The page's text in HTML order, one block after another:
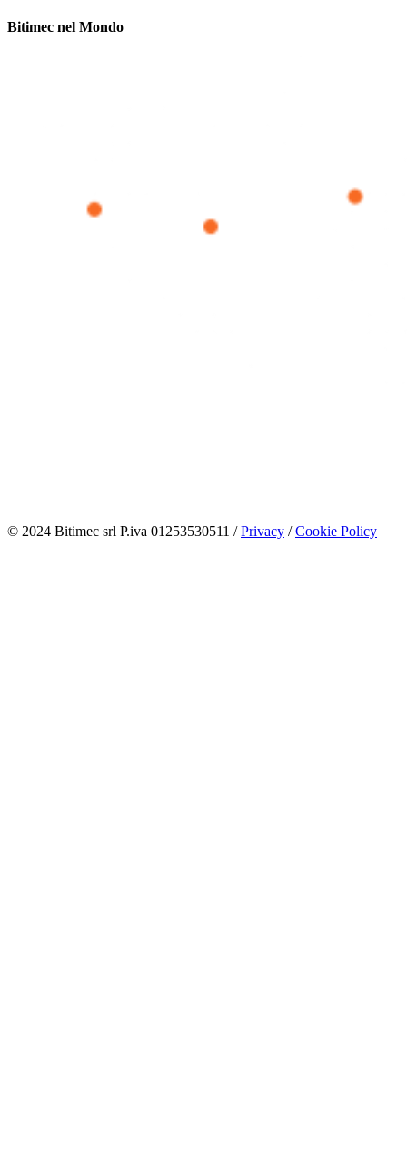
Bitimec nel Mondo
© 2024 Bitimec srl P.iva 01253530511 /Privacy /Cookie Policy